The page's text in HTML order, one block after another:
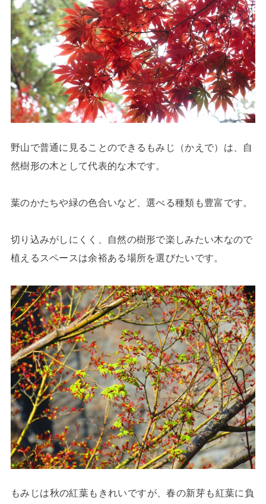
野山で普通に見ることのできるもみじ（かえで）は、自
然樹形の木として代表的な木です。
葉のかたちや緑の色合いなど、選べる種類も豊富です。
切り込みがしにくく、自然の樹形で楽しみたい木なので
植えるスペースは余裕ある場所を選びたいです。
もみじは秋の紅葉もきれいですが、春の新芽も紅葉に負